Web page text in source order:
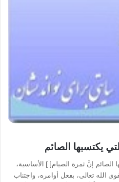
يكتسبها الصائم
الصائم إنَّ ثمرة الصيام[ ] الأساسية،
الله تعالى، بفعل أوامره، واجتناب